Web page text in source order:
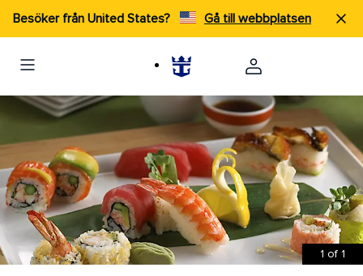
Besöker från United States? Gå till webbplatsen
1 of 1